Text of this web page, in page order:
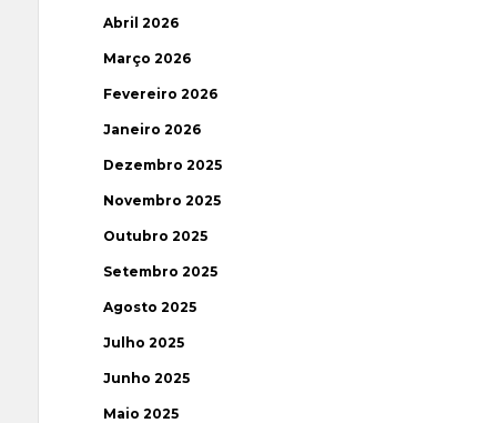
Abril 2026
Março 2026
Fevereiro 2026
Janeiro 2026
Dezembro 2025
Novembro 2025
Outubro 2025
Setembro 2025
Agosto 2025
Julho 2025
Junho 2025
Maio 2025